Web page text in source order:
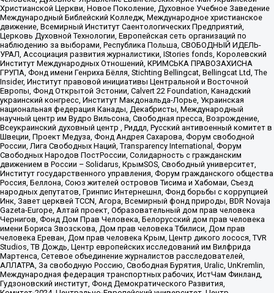
Христианской Церкви, Новое Поколение, Духовное Учебное Заведение
Международный Библейский Колледж, Международное христианское
движение, Всемирный Институт Саентологических Предприятий,
Церковь Духовной Технологии, Европейская сеть организаций по
наблюдению за выборами, Республика Польша, СВОБОДНЫЙ ИДЕЛЬ-
УРАЛ, Ассоциация развития журналистики, IStories fonds, Королевский
Институт Международных Отношений, КРИМСЬКА ПРАВОЗАХИСНА
ГРУПА, Фонд имени Генриха Бёлля, Stichting Bellingcat, Bellingcat Ltd, The
Insider, Институт правовой инициативы Центральной и Восточной
Европы, Фонд Открытой Эстонии, Calvert 22 Foundation, Канадский
украинский конгресс, Институт Макдональда-Лорье, Украинская
национальная федерация Канады, Декабристы, Международный
научный центр им Вудро Вильсона, Свободная пресса, Возрождение,
Всеукраинский духовный центр , Риддл, Русский антивоенный комитет в
Швеции, Проект Медуза, Фонд Андрея Сахарова, Форум свободной
России, Лига Свободных Наций, Transparеncy International, Форум
Свободных Народов ПостРоссии, Солидарность с гражданским
движением в России – Solidarus, КрымSOS, Свободный университет,
Институт государственного управления, Форум гражданского общества
Россия, Беллона, Союз жителей островов Тисима и Хабомаи, Съезд
народных депутатов, Гринпис Интернешнл, Фонд борьбы с коррупцией
Инк, Завет церквей TCCN, Агора, Всемирный фонд природы, BDR Novaja
Gazeta-Europe, Алтай проект, Образовательный дом прав человека
Чернигов, Фонд Дом Прав Человека, Белорусский дом прав человека
имени Бориса Звозскова, Дом прав человека Тбилиси, Дом прав
человека Ереван, Дом прав человека Крым, Центр дикого лосося, TVR
Studios, ТВ Дождь, Центр европейских исследований им Вилфрида
Мартенса, Сетевое объединение журналистов расследователей,
АЛЛАТРА, За свободную Россию, Свободная Бурятия, Uralic, UnKremlin,
Международная федерация транспортных рабочих, ИстЧам Финланд,
Гудзоновский институт, Фонд Демократического Развития,